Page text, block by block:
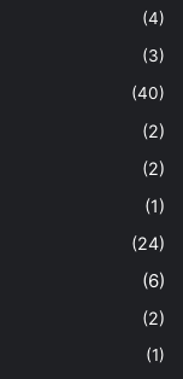
(4)
(3)
(40)
(2)
(2)
(1)
(24)
(6)
(2)
(1)